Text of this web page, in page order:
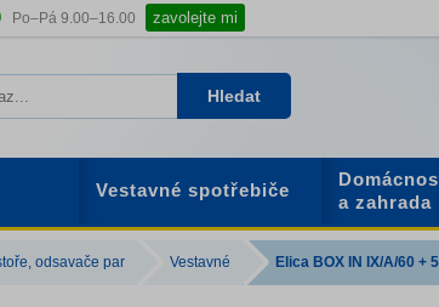
Po–Pá 9.00–16.00 zavolejte mi
Hledat
Vestavné spotřebiče
a zahrada
odsavače par Vestavné Elica BOX IN IX/A/60 +